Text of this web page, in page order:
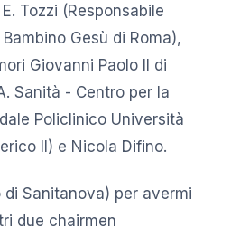
Tozzi (Responsabile
Gesù di Roma),
Giovanni Paolo II di
Sanità - Centro per la
Policlinico Università
II) e Nicola Difino.
Sanitanova) per avermi
due chairmen